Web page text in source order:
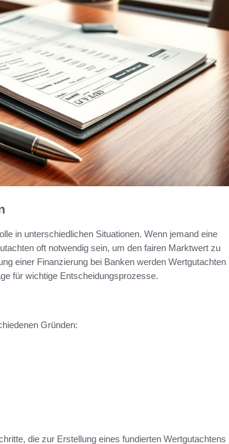
in unterschiedlichen Situationen. Wenn jemand eine
oft notwendig sein, um den fairen Marktwert zu
einer Finanzierung bei Banken werden Wertgutachten
für wichtige Entscheidungsprozesse.
Gründen:
die zur Erstellung eines fundierten Wertgutachtens